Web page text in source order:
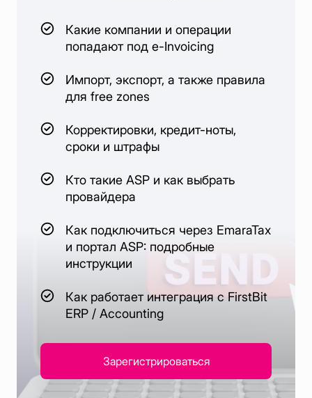
Какие компании и операции
попадают под e-Invoicing
Импорт, экспорт, а также правила
для free zones
Корректировки, кредит-ноты,
сроки и штрафы
Кто такие ASP и как выбрать
провайдера
Как подключиться через EmaraTax
и портал ASP: подробные
инструкции
Как работает интеграция с FirstBit
ERP / Accounting
Зарегистрироваться